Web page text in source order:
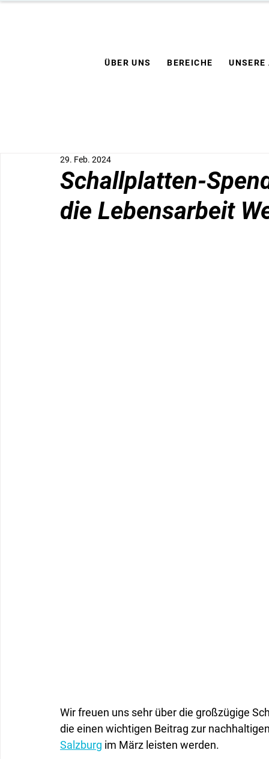
ÜBER UNS BEREICHE UNSERE
Schallplatten-
die Lebensarbeit
29. Feb. 2024
Wir freuen uns sehr über die großzügige
die einen wichtigen Beitrag zur
Salzburg im März leisten werden.